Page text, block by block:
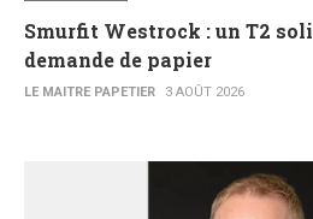
Smurfit Westrock : un T2
demande de papier
LE MAITRE PAPETIER 3 AOÛT 2026